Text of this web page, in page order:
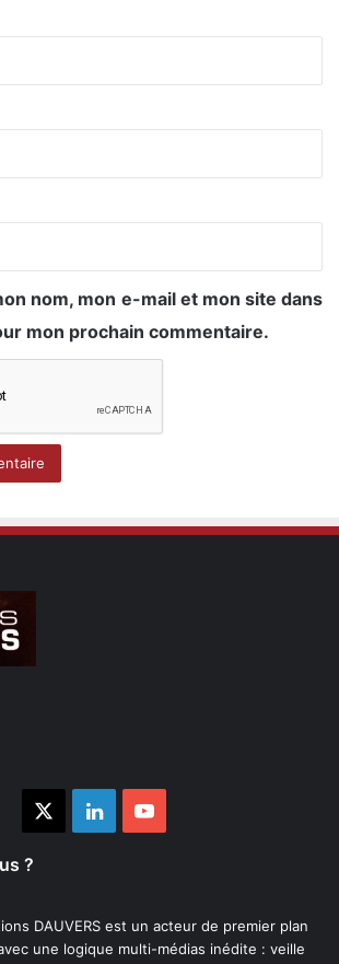
nom, mon e-mail et mon site dans
mon prochain commentaire.
LinkedinYouTube
?
DAUVERS est un acteur de premier plan
une logique multi-médias inédite : veille